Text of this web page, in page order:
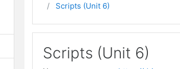
Scripts (Unit 6)
Scripts (Unit 6)